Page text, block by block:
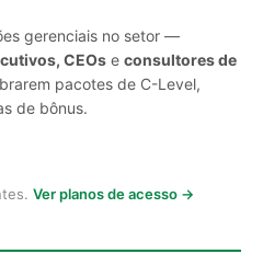
gerenciais no setor —
CEOs e consultores de
pacotes de C-Level,
de bônus.
Ver planos de acesso →